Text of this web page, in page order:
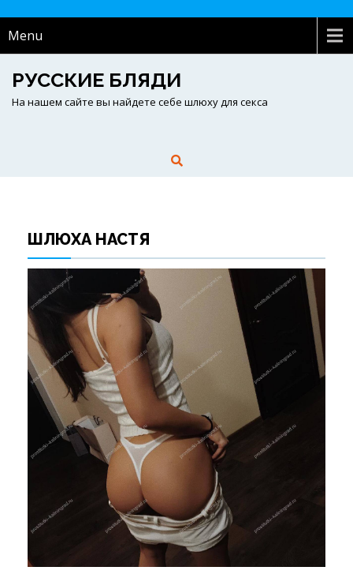
Menu
РУССКИЕ БЛЯДИ
На нашем сайте вы найдете себе шлюху для секса
ШЛЮХА НАСТЯ